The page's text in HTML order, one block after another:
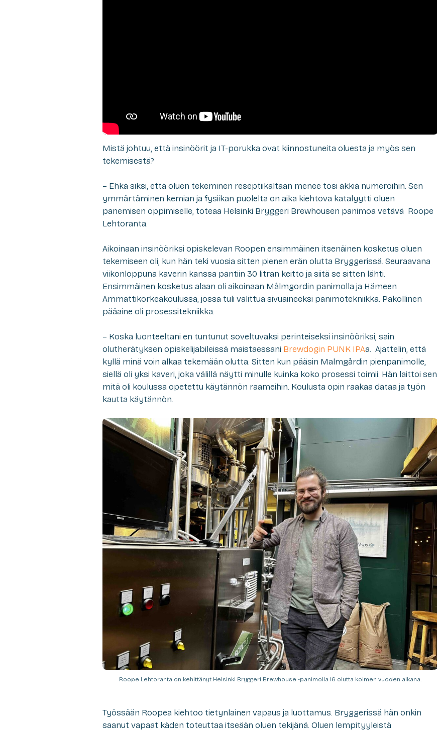
Mistä johtuu, että insinöörit ja IT-porukka ovat kiinnostuneita oluesta ja myös sen
tekemisestä?
– Ehkä siksi, että oluen tekeminen reseptiikaltaan menee tosi äkkiä numeroihin. Sen
ymmärtäminen kemian ja fysiikan puolelta on aika kiehtova katalyytti oluen
panemisen oppimiselle, toteaa Helsinki Bryggeri Brewhousen panimoa vetävä Roope
Lehtoranta.
Aikoinaan insinööriksi opiskelevan Roopen ensimmäinen itsenäinen kosketus oluen
tekemiseen oli, kun hän teki vuosia sitten pienen erän olutta Bryggerissä. Seuraavana
viikonloppuna kaverin kanssa pantiin 30 litran keitto ja siitä se sitten lähti.
Ensimmäinen kosketus alaan oli aikoinaan Målmgordin panimolla ja Hämeen
Ammattikorkeakoulussa, jossa tuli valittua sivuaineeksi panimotekniikka. Pakollinen
pääaine oli prosessitekniikka.
– Koska luonteeltani en tuntunut soveltuvaksi perinteiseksi insinööriksi, sain
olutherätyksen opiskelijabileissä maistaessani Brewdogin PUNK IPAa. Ajattelin, että
kyllä minä voin alkaa tekemään olutta. Sitten kun pääsin Malmgårdin pienpanimolle,
siellä oli yksi kaveri, joka välillä näytti minulle kuinka koko prosessi toimii. Hän laittoi sen
mitä oli koulussa opetettu käytännön raameihin. Koulusta opin raakaa dataa ja työn
kautta käytännön.
Roope Lehtoranta on kehittänyt Helsinki Bryggeri Brewhouse -panimolla 16 olutta kolmen vuoden aikana.
Työssään Roopea kiehtoo tietynlainen vapaus ja luottamus. Bryggerissä hän onkin
saanut vapaat käden toteuttaa itseään oluen tekijänä. Oluen lempityyleistä